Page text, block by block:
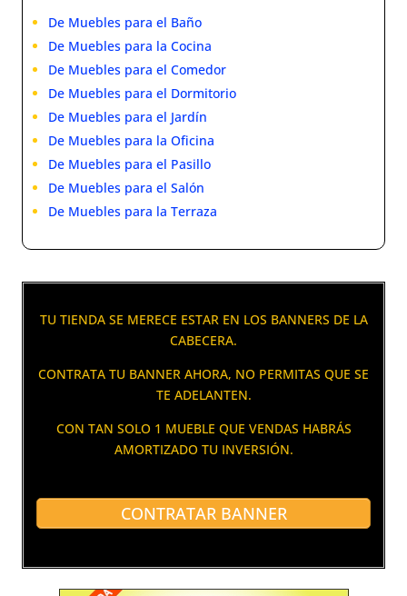
De Muebles para el Baño
De Muebles para la Cocina
De Muebles para el Comedor
De Muebles para el Dormitorio
De Muebles para el Jardín
De Muebles para la Oficina
De Muebles para el Pasillo
De Muebles para el Salón
De Muebles para la Terraza
TU TIENDA SE MERECE ESTAR EN LOS BANNERS DE LA
CABECERA.
CONTRATA TU BANNER AHORA, NO PERMITAS QUE SE
TE ADELANTEN.
CON TAN SOLO 1 MUEBLE QUE VENDAS HABRÁS
AMORTIZADO TU INVERSIÓN.
CONTRATAR BANNER